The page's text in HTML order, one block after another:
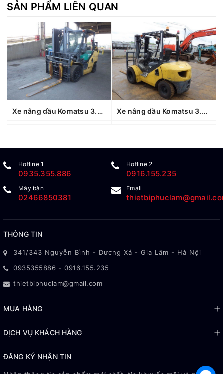
SẢN PHẨM LIÊN QUAN
Xe nâng dầu Komatsu 3.5 tấn FD35NT-10 (134549), sản xuất năm 2010 Xe nâng dầu Komatsu 3.0 tấn FD30T-16 (748631), sản xuất năm 2009
Hotline 1
0935.355.886
Hotline 2
0916.155.235
Máy bàn
02466850381
Email
THÔNG TIN
341/343 Nguyễn Bình - Dương Xá - Gia Lâm - Hà Nội
0935355886 - 0916.155.235
thietbiphuclam@gmail.com
MUA HÀNG
DỊCH VỤ KHÁCH HÀNG
ĐĂNG KÝ NHẬN TIN